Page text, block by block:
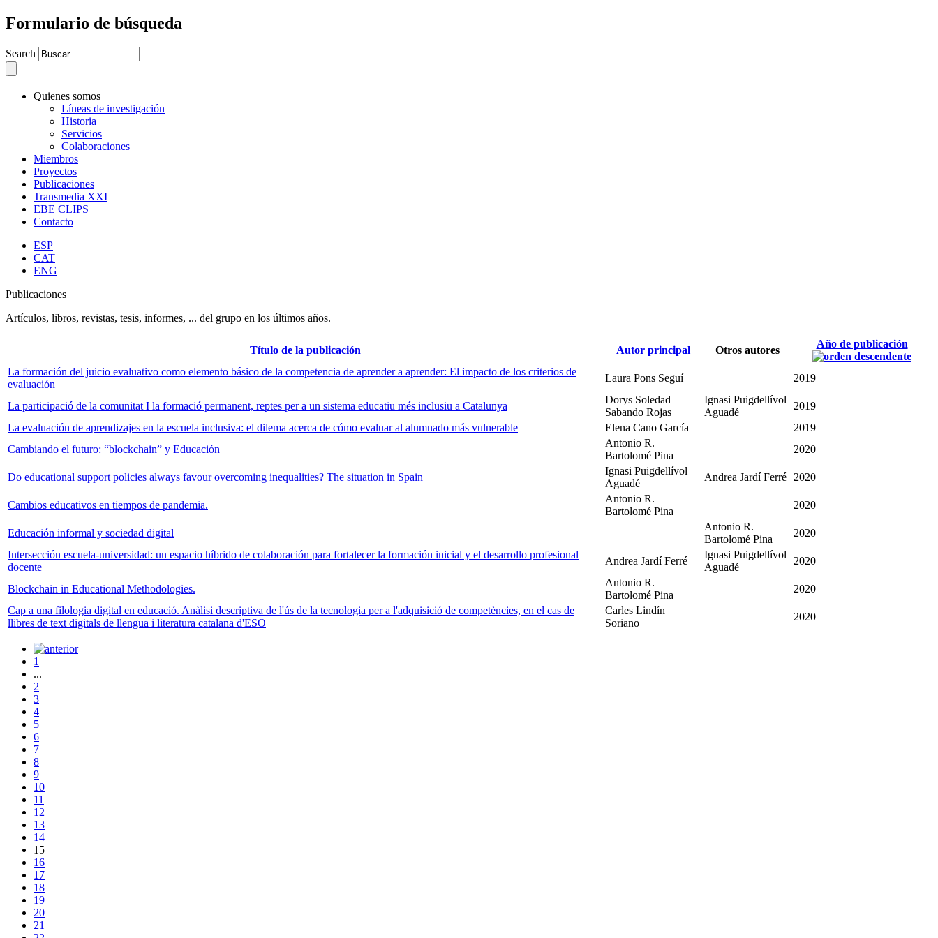
Formulario de búsqueda
Search
Quienes somos
Líneas de investigación
Historia
Servicios
Colaboraciones
Miembros
Proyectos
Publicaciones
Transmedia XXI
EBE CLIPS
Contacto
ESP
CAT
ENG
Publicaciones
Artículos, libros, revistas, tesis, informes, ... del grupo en los últimos años.
Título de la publicación Autor principal Otros autores
Año de publicación
La formación del juicio evaluativo como elemento básico de la competencia de aprender a aprender: El impacto de los criterios de
evaluación
Laura Pons Seguí 2019
La participació de la comunitat I la formació permanent, reptes per a un sistema educatiu més inclusiu a Catalunya
Dorys Soledad
Sabando Rojas
Ignasi Puigdellívol
Aguadé
2019
La evaluación de aprendizajes en la escuela inclusiva: el dilema acerca de cómo evaluar al alumnado más vulnerable
Elena Cano García
2019
Cambiando el futuro: “blockchain” y Educación
Antonio R.
Bartolomé Pina
2020
Do educational support policies always favour overcoming inequalities? The situation in Spain
Ignasi Puigdellívol
Aguadé
Andrea Jardí Ferré 2020
Cambios educativos en tiempos de pandemia.
Antonio R.
Bartolomé Pina
2020
Educación informal y sociedad digital
Antonio R.
Bartolomé Pina
2020
Intersección escuela-universidad: un espacio híbrido de colaboración para fortalecer la formación inicial y el desarrollo profesional
docente
Andrea Jardí Ferré
Ignasi Puigdellívol
Aguadé
2020
Blockchain in Educational Methodologies.
Antonio R.
Bartolomé Pina
2020
Cap a una filologia digital en educació. Anàlisi descriptiva de l'ús de la tecnologia per a l'adquisició de competències, en el cas de
llibres de text digitals de llengua i literatura catalana d'ESO
Carles Lindín
Soriano
2020
1
...
2
3
4
5
6
7
8
9
10
11
12
13
14
15
16
17
18
19
20
21